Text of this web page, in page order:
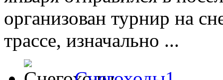
организован турнир на
трассе, изначально ...